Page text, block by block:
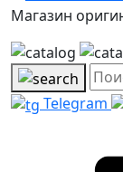
Магазин
Telegram